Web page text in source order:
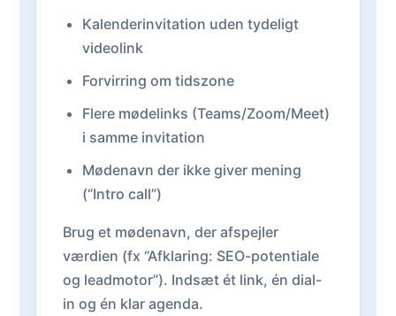
Kalenderinvitation uden tydeligt
videolink
Forvirring om tidszone
Flere mødelinks (Teams/Zoom/Meet)
i samme invitation
Mødenavn der ikke giver mening
(“Intro call”)
Brug et mødenavn, der afspejler
værdien (fx “Afklaring: SEO-potentiale
og leadmotor”). Indsæt ét link, én dial-
in og én klar agenda.